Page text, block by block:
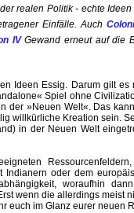
realen Politik - echte
Einfälle. Auch
IVGewand erneut auf die
Ideen Essig. Darum gilt es
Spiel ohne
der »Neuen Welt«. Das
willkürliche Kreation sein.
in der Neuen Welt
oder dem
woraufhin
wenn die allerdings meist
euch im Glanz eurer neuen